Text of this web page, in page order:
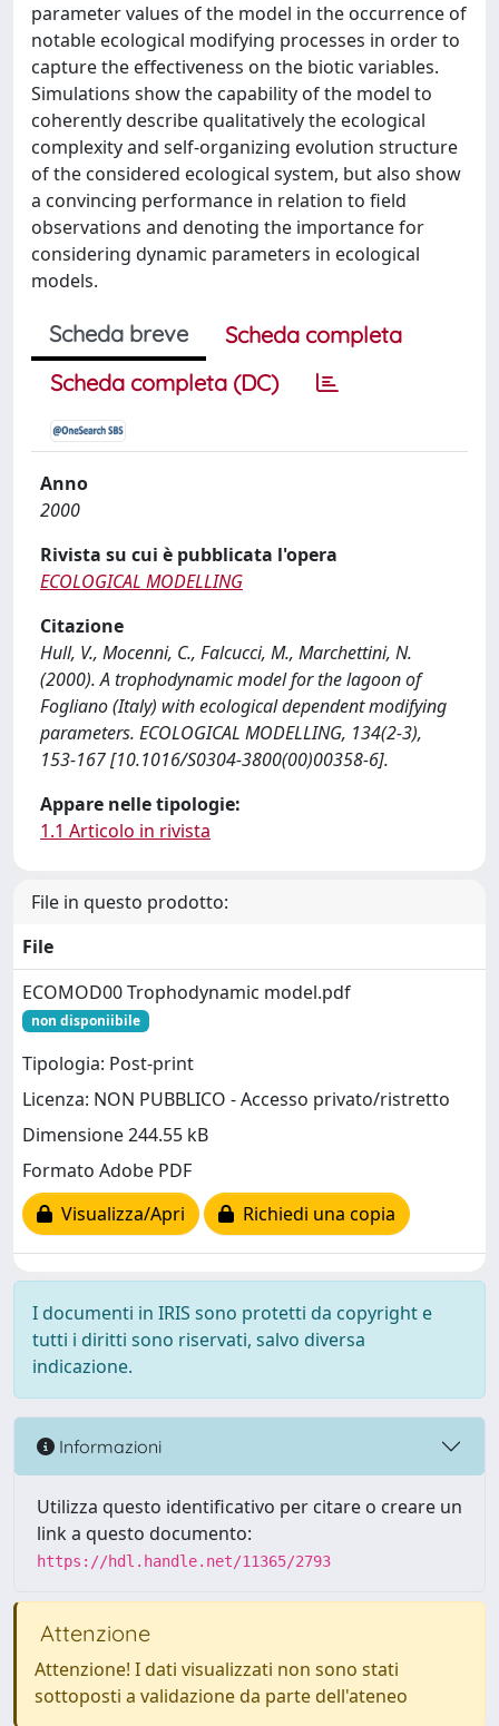
parameter values of the model in the occurrence of
notable ecological modifying processes in order to
capture the effectiveness on the biotic variables.
Simulations show the capability of the model to
coherently describe qualitatively the ecological
complexity and self-organizing evolution structure
of the considered ecological system, but also show
a convincing performance in relation to field
observations and denoting the importance for
considering dynamic parameters in ecological
models.
Scheda breve
Scheda completa
Scheda completa (DC)
Anno
2000
Rivista su cui è pubblicata l'opera
ECOLOGICAL MODELLING
Citazione
Hull, V., Mocenni, C., Falcucci, M., Marchettini, N.
(2000). A trophodynamic model for the lagoon of
Fogliano (Italy) with ecological dependent modifying
parameters. ECOLOGICAL MODELLING, 134(2-3),
153-167 [10.1016/S0304-3800(00)00358-6].
Appare nelle tipologie:
1.1 Articolo in rivista
File in questo prodotto:
File
ECOMOD00 Trophodynamic model.pdf
non disponiibile
Tipologia: Post-print
Licenza: NON PUBBLICO - Accesso privato/ristretto
Dimensione 244.55 kB
Formato Adobe PDF
Visualizza/Apri
Richiedi una copia
I documenti in IRIS sono protetti da copyright e
tutti i diritti sono riservati, salvo diversa
indicazione.
Informazioni
Utilizza questo identificativo per citare o creare un
link a questo documento:
https://hdl.handle.net/11365/2793
Attenzione
Attenzione! I dati visualizzati non sono stati
sottoposti a validazione da parte dell'ateneo